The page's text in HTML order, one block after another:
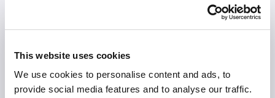
This website uses cookies
We use cookies to personalise content and ads, to
provide social media features and to analyse our traffic.
persoonsgegevens: Persoonsgegevens administratief> 7 jaar,
gebruikersgemak van u als klant.
Personalia administratief> 7 jaar, in verband met
belastingwetgeving.